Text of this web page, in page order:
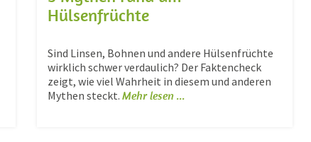
Hülsenfrüchte
Sind Linsen, Bohnen und andere Hülsenfrüchte
wirklich schwer verdaulich? Der Faktencheck
zeigt, wie viel Wahrheit in diesem und anderen
Mythen steckt. Mehr lesen ...